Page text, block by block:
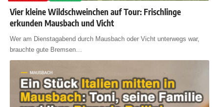
Vier kleine Wildschweinchen auf Tour: Frischlinge
erkunden Mausbach und Vicht
Wer am Dienstagabend durch Mausbach oder Vicht unterwegs war,
brauchte gute Bremsen…